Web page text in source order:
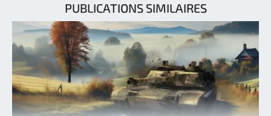
PUBLICATIONS SIMILAIRES